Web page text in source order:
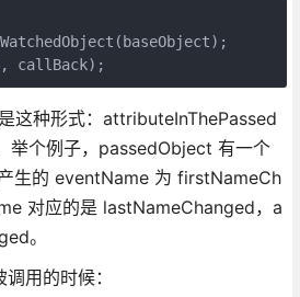
callBack);
这种形式：attributeInThePassed
个例子，passedObject 有一个
生的 eventName 为 firstNameCh
对应的是 lastNameChanged，a
。
用的时候：